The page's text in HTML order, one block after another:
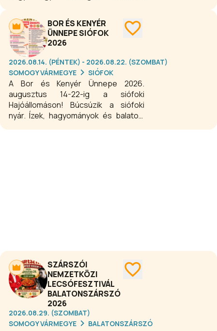
sétány támfalát! Ezen a hétvégén
ugyanis egy különleges kürtőskalács
piknikre hívunk, ahol csodás
panorámával a háttérben
kürtőskalácsozhatnak együtt nagyok
és kicsik, barátok és szerelmesek,
családok és baráti társaságok!
BOR ÉS KENYÉR
ÜNNEPE SIÓFOK
2026
2026.08.14. (PÉNTEK) - 2026.08.22. (SZOMBAT)
SOMOGY VÁRMEGYE
SIÓFOK
A Bor és Kenyér Ünnepe 2026.
augusztus 14-22-ig a siófoki
Hajóállomáson! Búcsúzik a siófoki
nyár. Ízek, hagyományok és balatoni
SZÁRSZÓI
NEMZETKÖZI
LECSÓFESZTIVÁL
BALATONSZÁRSZÓ
2026
2026.08.29. (SZOMBAT)
SOMOGY VÁRMEGYE
BALATONSZÁRSZÓ